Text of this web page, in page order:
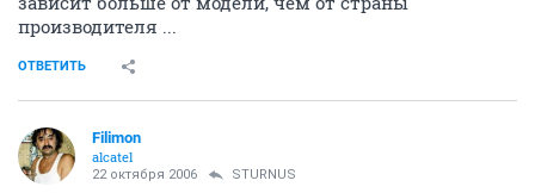
цилиндра, а у немца уже 6 ...)
при объёме свыше 3 литров - стоимость ремонта
производителя ...